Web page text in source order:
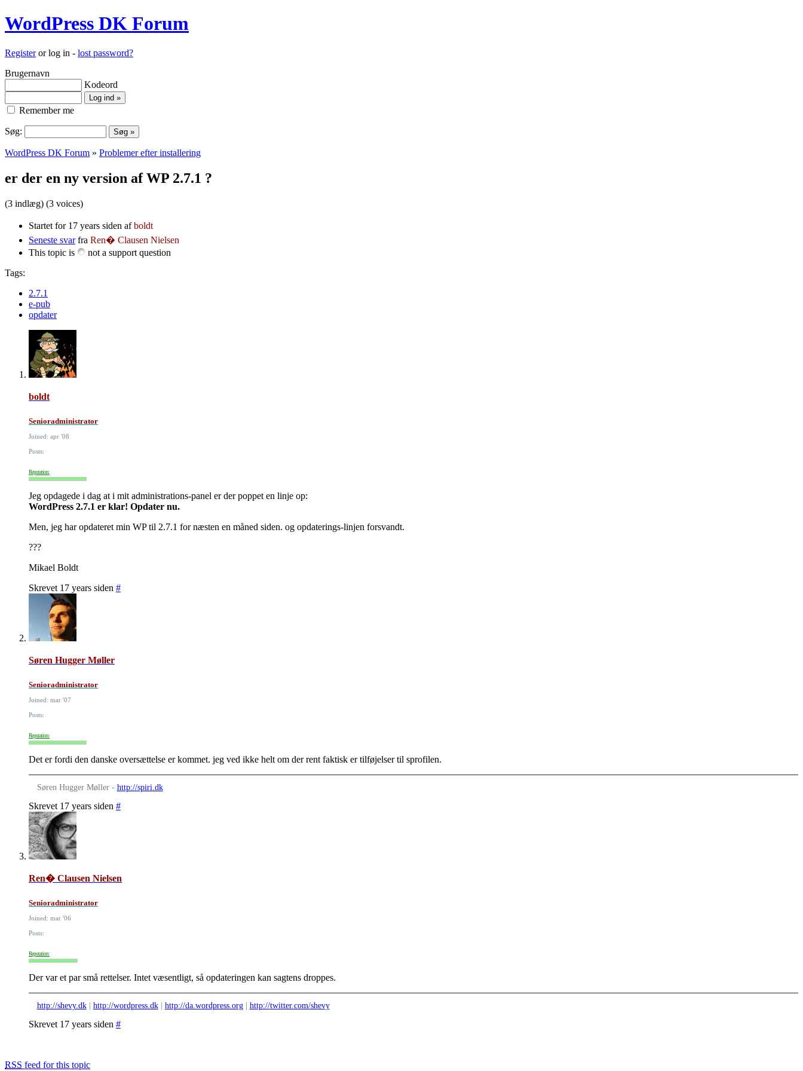
WordPress DK Forum
Registeror log in - lost password?
Brugernavn
Kodeord
Remember me
Søg:
WordPress DK Forum » Problemer efter installering
er der en ny version af WP 2.7.1 ?
(3 indlæg) (3 voices)
Startet for 17 years siden afboldt
Seneste svarfra Ren� Clausen Nielsen
This topic is
not a support question
Tags:
2.7.1
e-pub
opdater
boldt
Senioradministrator
Joined: apr '08
Posts:
Reputation:
Jeg opdagede i dag at i mit administrations-panel er der poppet en linje op:
WordPress 2.7.1 er klar! Opdater nu.
Men, jeg har opdateret min WP til 2.7.1 for næsten en måned siden. og opdaterings-linjen forsvandt.
???
Mikael Boldt
Skrevet 17 years siden #
Søren Hugger Møller
Senioradministrator
Joined: mar '07
Posts:
Reputation:
Det er fordi den danske oversættelse er kommet. jeg ved ikke helt om der rent faktisk er tilføjelser til sprofilen.
Søren Hugger Møller - http://spiri.dk
Skrevet 17 years siden #
Ren� Clausen Nielsen
Senioradministrator
Joined: mar '06
Posts:
Reputation:
Der var et par små rettelser. Intet væsentligt, så opdateringen kan sagtens droppes.
http://shevy.dk| http://wordpress.dk| http://da.wordpress.org| http://twitter.com/shevy
Skrevet 17 years siden #
RSS feed for this topic